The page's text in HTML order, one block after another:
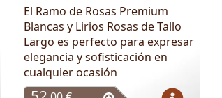
El Ramo de Rosas Premium
Blancas y Lirios Rosas de Tallo
Largo es perfecto para expresar
elegancia y sofisticación en
cualquier ocasión